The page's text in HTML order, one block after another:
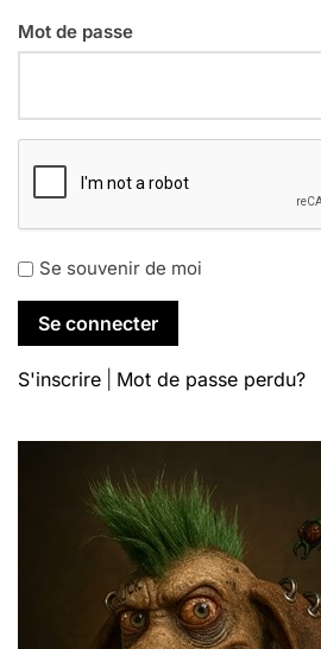
Mot de passe
Se souvenir de moi
S'inscrire Mot de passe perdu?